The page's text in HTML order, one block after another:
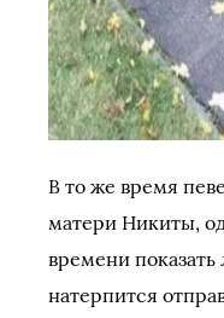
В то же время
матери Никиты,
времени
натерпится